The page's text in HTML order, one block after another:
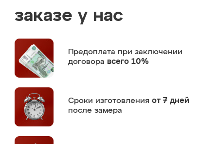
заказе у нас
Предоплата при заключении
договора всего 10%
Сроки изготовления от 7 дней
после замера